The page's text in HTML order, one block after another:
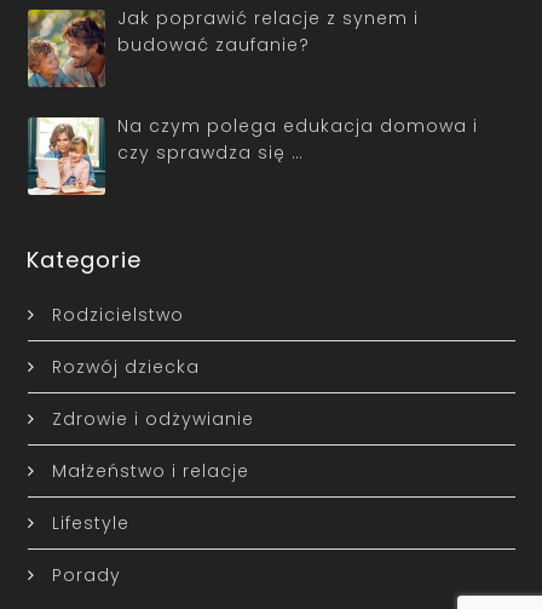
Jak poprawić relacje z synem i
budować zaufanie?
Na czym polega edukacja domowa i
czy sprawdza się …
Kategorie
Rodzicielstwo
Rozwój dziecka
Zdrowie i odżywianie
Małżeństwo i relacje
Lifestyle
Porady